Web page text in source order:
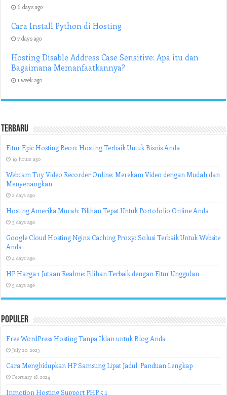
6 days ago
Cara Install Python di Hosting
7 days ago
Hosting Disable Address Case Sensitive: Apa itu dan
Bagaimana Memanfaatkannya?
1 week ago
Terbaru
Fitur Epic Hosting Beon: Hosting Terbaik Untuk Bisnis Anda
19 hours ago
Webcam Toy Video Recorder Online: Merekam Video dengan Mudah dan
Menyenangkan
2 days ago
Hosting Amerika Murah: Pilihan Tepat Untuk Portofolio Online Anda
3 days ago
Google Cloud Hosting Nginx Caching Proxy: Solusi Terbaik Untuk Website
Anda
4 days ago
HP Harga 1 Jutaan Realme: Pilihan Terbaik dengan Fitur Unggulan
5 days ago
Populer
Free WordPress Hosting Tanpa Iklan untuk Blog Anda
July 20, 2023
Cara Menghidupkan HP Samsung Lipat Jadul: Panduan Lengkap
February 18, 2024
Inmotion Hosting Support PHP 5.1